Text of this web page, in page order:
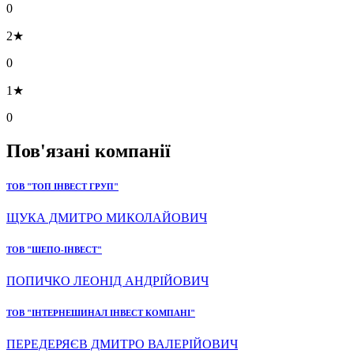
0
2★
0
1★
0
Пов'язані компанії
ТОВ "ТОП ІНВЕСТ ГРУП"
ЩУКА ДМИТРО МИКОЛАЙОВИЧ
ТОВ "ШЕПО-ІНВЕСТ"
ПОПИЧКО ЛЕОНІД АНДРІЙОВИЧ
ТОВ "ІНТЕРНЕШИНАЛ ІНВЕСТ КОМПАНІ"
ПЕРЕДЕРЯЄВ ДМИТРО ВАЛЕРІЙОВИЧ